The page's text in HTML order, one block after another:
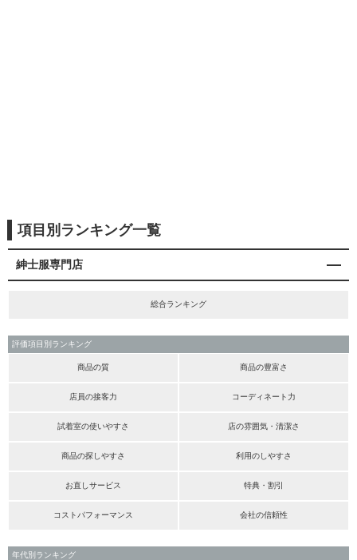
項目別ランキング一覧
紳士服専門店
総合ランキング
評価項目別ランキング
商品の質 商品の豊富さ
店員の接客力 コーディネート力
試着室の使いやすさ 店の雰囲気・清潔さ
商品の探しやすさ 利用のしやすさ
お直しサービス 特典・割引
コストパフォーマンス 会社の信頼性
年代別ランキング